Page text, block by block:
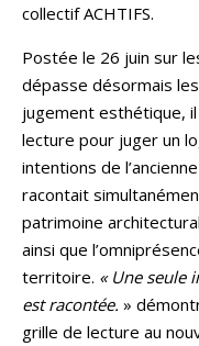
collectif ACHTIFS.
Postée le 26 juin sur
dépasse désormais
jugement esthétique,
lecture pour juger un
intentions de
racontait
patrimoine
ainsi que
territoire. « Une seule
est racontée. »
grille de lecture au